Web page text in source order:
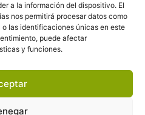
a la información del dispositivo. El
nos permitirá procesar datos como
las identificaciones únicas en este
puede afectar
y funciones.
semanales y los
videos, clases online
CREATIVO Y